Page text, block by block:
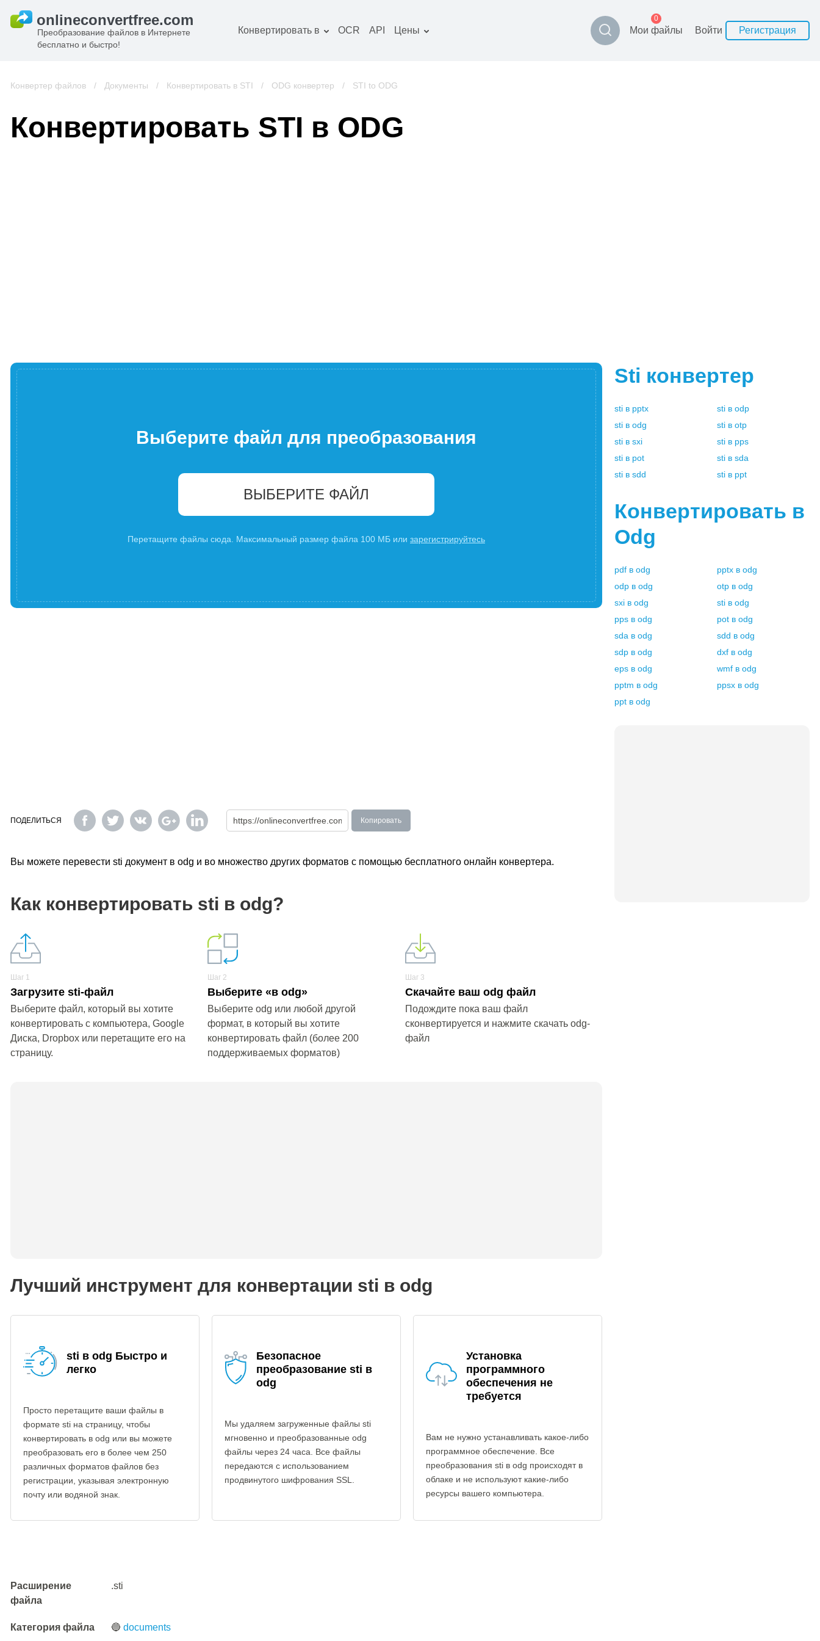
Преобразование файлов в Интернете
бесплатно и быстро!
Конвертировать в
конвертер
Книги конвертер
OCR API Цены Мои файлы
0
Войти Регистрация
Конвертер файлов / Документы / Конвертировать в STI / ODG конвертер / STI to ODG
Конвертировать STI в ODG
Выберите файл для преобразования
ВЫБЕРИТЕ ФАЙЛ
Перетащите файлы сюда. Максимальный размер файла 100 МБ или зарегистрируйтесь
ПОДЕЛИТЬСЯ Копировать
Вы можете перевести sti документ в odg и во множество других форматов с помощью бесплатного онлайн конвертера.
Как конвертировать sti в odg?
Шаг 1
Загрузите sti-файл
Выберите файл, который вы хотите
конвертировать с компьютера, Google
Диска, Dropbox или перетащите его на
страницу.
Шаг 2
Выберите «в odg»
Выберите odg или любой другой
формат, в который вы хотите
конвертировать файл (более 200
поддерживаемых форматов)
Шаг 3
Скачайте ваш odg файл
Подождите пока ваш файл
сконвертируется и нажмите скачать odg-
файл
Лучший инструмент для конвертации sti в odg
sti в odg Быстро и
легко
Просто перетащите ваши файлы в
формате sti на страницу, чтобы
конвертировать в odg или вы можете
преобразовать его в более чем 250
различных форматов файлов без
регистрации, указывая электронную
почту или водяной знак.
Безопасное
преобразование sti в
odg
Мы удаляем загруженные файлы sti
мгновенно и преобразованные odg
файлы через 24 часа. Все файлы
передаются с использованием
продвинутого шифрования SSL.
Установка
программного
обеспечения не
требуется
Вам не нужно устанавливать какое-либо
программное обеспечение. Все
преобразования sti в odg происходят в
облаке и не используют какие-либо
ресурсы вашего компьютера.
Расширение
файла
.sti
Категория файла 🔵documents
Sti конвертер
sti в pptx sti в odp
sti в odg sti в otp
sti в sxi sti в pps
sti в pot sti в sda
sti в sdd sti в ppt
Конвертировать в
Odg
pdf в odg pptx в odg
odp в odg otp в odg
sxi в odg sti в odg
pps в odg pot в odg
sda в odg sdd в odg
sdp в odg dxf в odg
eps в odg wmf в odg
pptm в odg ppsx в odg
ppt в odg